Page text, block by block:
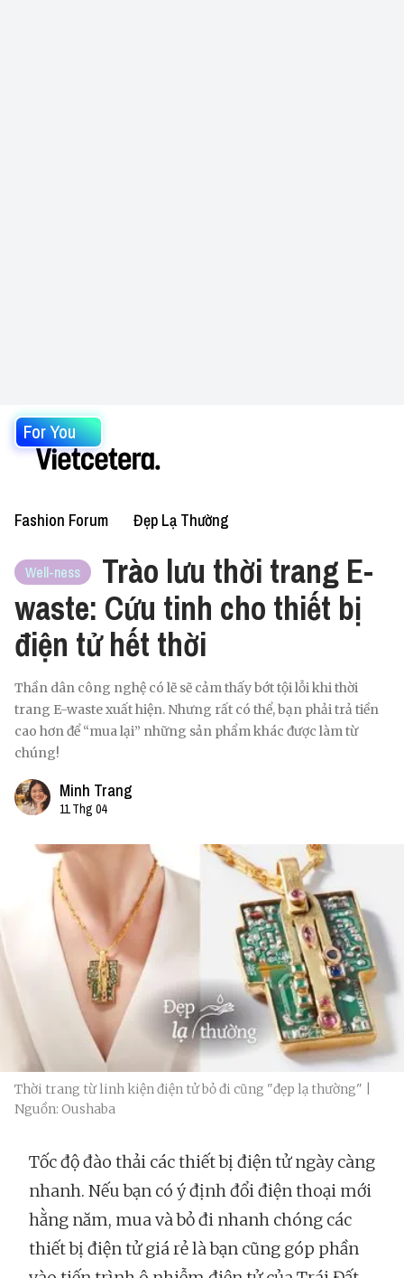
For You
Fashion Forum Đẹp Lạ Thường
Well-ness
Trào lưu thời trang E-
waste: Cứu tinh cho thiết bị
điện tử hết thời
Thần dân công nghệ có lẽ sẽ cảm thấy bớt tội lỗi khi thời
trang E-waste xuất hiện. Nhưng rất có thể, bạn phải trả tiền
cao hơn để “mua lại” những sản phẩm khác được làm từ
chúng!
Minh Trang
11 Thg 04
Thời trang từ linh kiện điện tử bỏ đi cũng "đẹp lạ thường" |
Nguồn: Oushaba
Tốc độ đào thải các thiết bị điện tử ngày càng
nhanh. Nếu bạn có ý định đổi điện thoại mới
hằng năm, mua và bỏ đi nhanh chóng các
thiết bị điện tử giá rẻ là bạn cũng góp phần